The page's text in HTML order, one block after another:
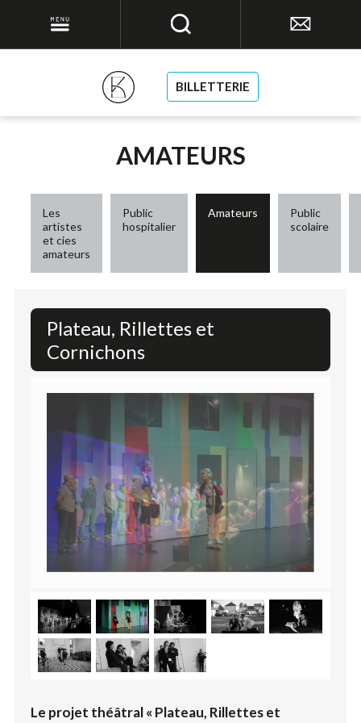
BILLETTERIE
AMATEURS
Les
artistes
et cies
amateurs
Public
hospitalier
Amateurs
Public
scolaire
Plateau, Rillettes et
Cornichons
Le projet théâtral « Plateau, Rillettes et